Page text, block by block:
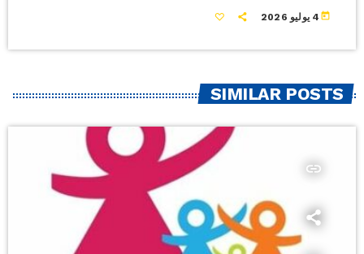
today 4 يوليو 2026
SIMILAR POSTS
insert_link